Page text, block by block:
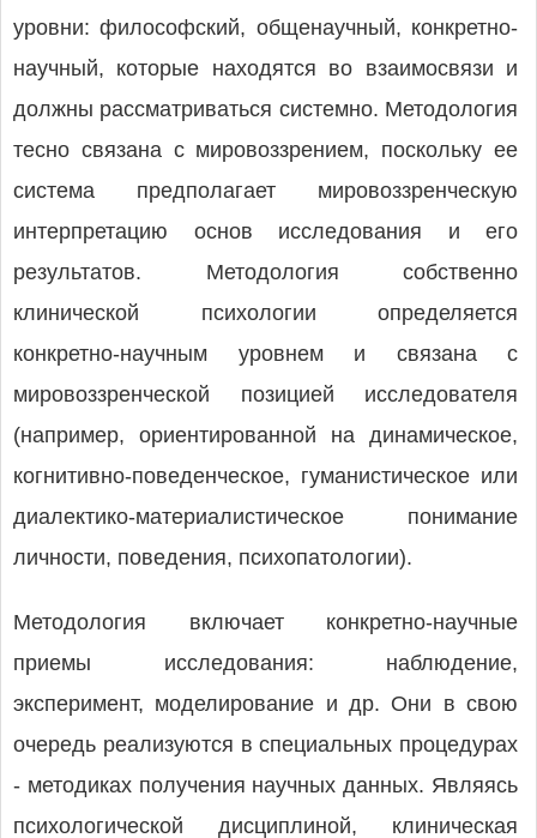
уровни: философский, общенаучный, конкретно-
научный, которые находятся во взаимосвязи и
должны рассматриваться системно. Методология
тесно связана с мировоззрением, поскольку ее
система предполагает мировоззренческую
интерпретацию основ исследования и его
результатов. Методология собственно
клинической психологии определяется
конкретно-научным уровнем и связана с
мировоззренческой позицией исследователя
(например, ориентированной на динамическое,
когнитивно-поведенческое, гуманистическое или
диалектико-материалистическое понимание
личности, поведения, психопатологии).
Методология включает конкретно-научные
приемы исследования: наблюдение,
эксперимент, моделирование и др. Они в свою
очередь реализуются в специальных процедурах
- методиках получения научных данных. Являясь
психологической дисциплиной, клиническая